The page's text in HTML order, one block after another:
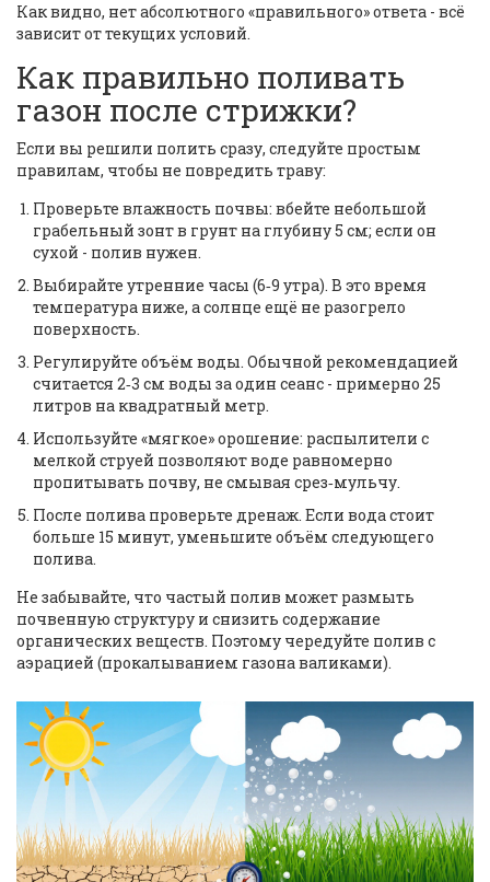
Как видно, нет абсолютного «правильного» ответа - всё
зависит от текущих условий.
Как правильно поливать
газон после стрижки?
Если вы решили полить сразу, следуйте простым
правилам, чтобы не повредить траву:
Проверьте влажность почвы: вбейте небольшой
грабельный зонт в грунт на глубину 5 см; если он
сухой - полив нужен.
Выбирайте утренние часы (6‑9 утра). В это время
температура ниже, а солнце ещё не разогрело
поверхность.
Регулируйте объём воды. Обычной рекомендацией
считается 2‑3 см воды за один сеанс - примерно 25
литров на квадратный метр.
Используйте «мягкое» орошение: распылители с
мелкой струей позволяют воде равномерно
пропитывать почву, не смывая срез‑мульчу.
После полива проверьте дренаж. Если вода стоит
больше 15 минут, уменьшите объём следующего
полива.
Не забывайте, что частый полив может размыть
почвенную структуру и снизить содержание
органических веществ. Поэтому чередуйте полив с
аэрацией (прокалыванием газона валиками).